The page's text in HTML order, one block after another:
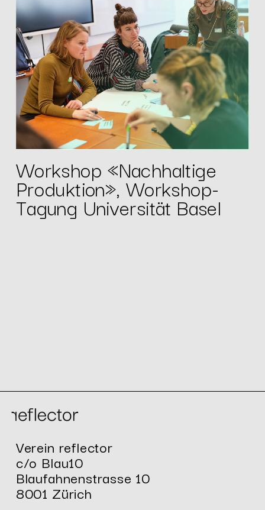
Workshop «Nachhaltige
Produktion», Workshop-
Tagung Universität Basel
Verein reflector
c/o Blau10
Blaufahnenstrasse 10
8001 Zürich